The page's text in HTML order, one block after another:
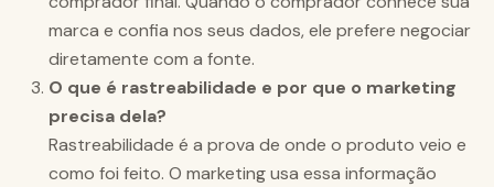
marca e confia nos seus dados, ele prefere negociar
diretamente com a fonte.
O que é rastreabilidade e por que o marketing
precisa dela?
Rastreabilidade é a prova de onde o produto veio e
como foi feito. O marketing usa essa informação